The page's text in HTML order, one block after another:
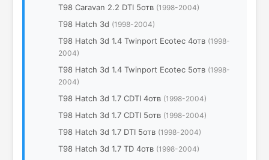
T98 Caravan 2.2 DTI 5отв (1998-2004)
T98 Hatch 3d (1998-2004)
T98 Hatch 3d 1.4 Twinport Ecotec 4отв (1998-
2004)
T98 Hatch 3d 1.4 Twinport Ecotec 5отв (1998-
2004)
T98 Hatch 3d 1.7 CDTI 4отв (1998-2004)
T98 Hatch 3d 1.7 CDTI 5отв (1998-2004)
T98 Hatch 3d 1.7 DTI 5отв (1998-2004)
T98 Hatch 3d 1.7 TD 4отв (1998-2004)